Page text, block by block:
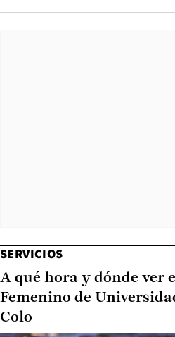
SERVICIOS
A qué hora y dónde ver
Femenino de
Colo